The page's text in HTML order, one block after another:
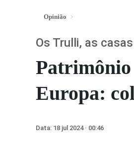
Opinião
Patrimônio
Europa:
Os Trulli, as
Data: 18 jul 2024 · 00:46